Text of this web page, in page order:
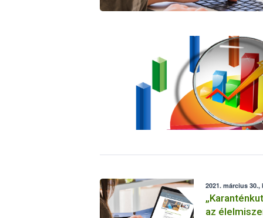
2021. március 30.,
az